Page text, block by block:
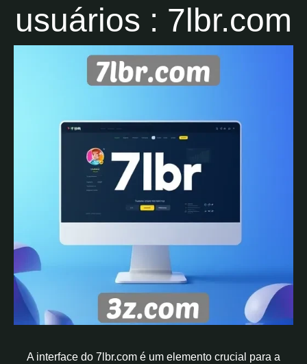
usuários : 7lbr.com
A interface do 7lbr.com é um elemento crucial para a